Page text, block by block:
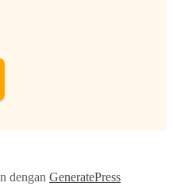
dengan GeneratePress